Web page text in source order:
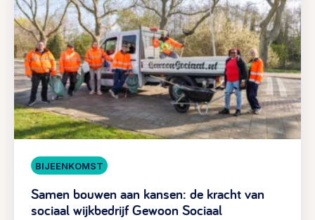
BIJEENKOMST
Samen bouwen aan kansen: de kracht van
sociaal wijkbedrijf Gewoon Sociaal